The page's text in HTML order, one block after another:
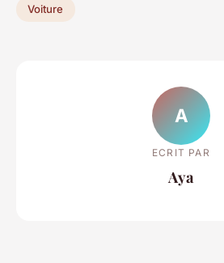
Voiture
A
ECRIT PAR
Aya